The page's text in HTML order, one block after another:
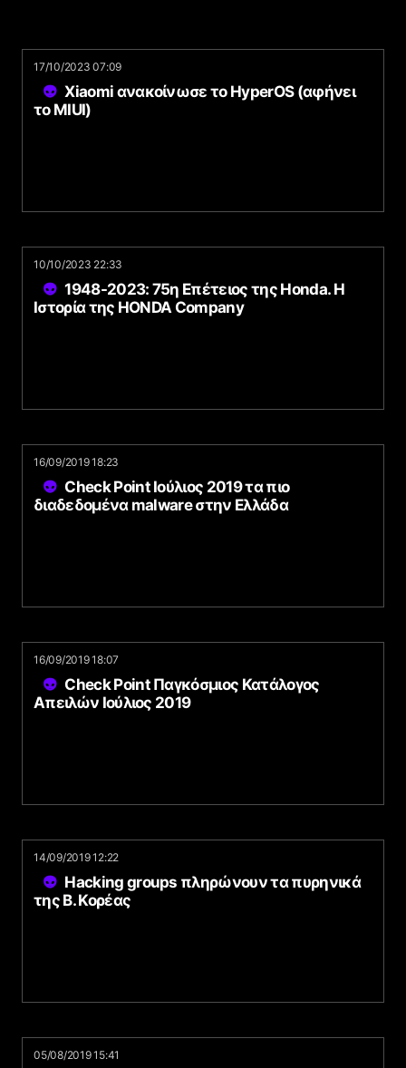
17/10/2023 07:09
Xiaomi ανακοίνωσε το HyperOS (αφήνει
το MIUI)
10/10/2023 22:33
1948-2023: 75η Επέτειος της Honda. Η
Ιστορία της HONDA Company
16/09/2019 18:23
Check Point Ιούλιος 2019 τα πιο
διαδεδομένα malware στην Ελλάδα
16/09/2019 18:07
Check Point Παγκόσμιος Κατάλογος
Απειλών Ιούλιος 2019
14/09/2019 12:22
Hacking groups πληρώνουν τα πυρηνικά
της Β. Κορέας
05/08/2019 15:41